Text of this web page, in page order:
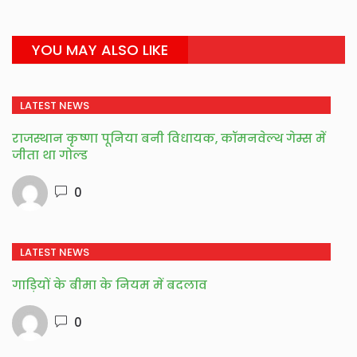
YOU MAY ALSO LIKE
LATEST NEWS
राजस्थान कृष्णा पूनिया बनी विधायक, कॉमनवेल्थ गेम्स में
जीता था गोल्ड
0
LATEST NEWS
गाड़ियों के बीमा के नियम में बदलाव
0